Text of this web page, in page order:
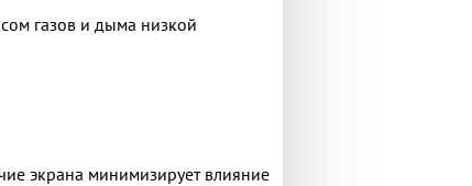
газов и дыма низкой
экрана минимизирует влияние